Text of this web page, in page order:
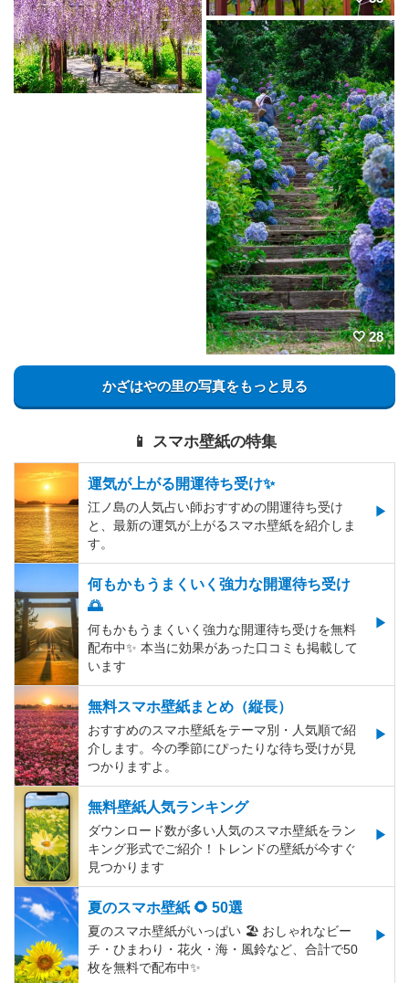
28
かざはやの里の写真をもっと見る
📱 スマホ壁紙の特集
運気が上がる開運待ち受け✨
江ノ島の人気占い師おすすめの開運待ち受け
と、最新の運気が上がるスマホ壁紙を紹介しま
す。
何もかもうまくいく強力な開運待ち受け
🌅
何もかもうまくいく強力な開運待ち受けを無料
配布中✨️ 本当に効果があった口コミも掲載して
います
無料スマホ壁紙まとめ（縦長）
おすすめのスマホ壁紙をテーマ別・人気順で紹
介します。今の季節にぴったりな待ち受けが見
つかりますよ。
無料壁紙人気ランキング
ダウンロード数が多い人気のスマホ壁紙をラン
キング形式でご紹介！トレンドの壁紙が今すぐ
見つかります
夏のスマホ壁紙 🌻 50選
夏のスマホ壁紙がいっぱい 🏖 おしゃれなビー
チ・ひまわり・花火・海・風鈴など、合計で50
枚を無料で配布中✨